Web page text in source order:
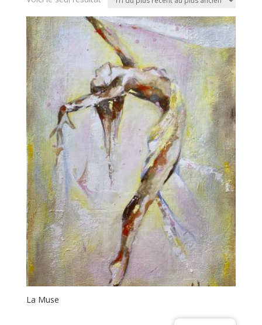
La Muse